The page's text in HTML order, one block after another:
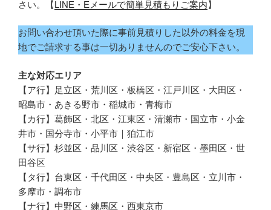
さい。【LINE・Eメールで簡単見積もりご案内】
お問い合わせ頂いた際に事前見積りした以外の料金を現
地でご請求する事は一切ありませんのでご安心下さい。
主な対応エリア
【ア行】足立区・荒川区・板橋区・江戸川区・大田区・
昭島市・あきる野市・稲城市・青梅市
【カ行】葛飾区・北区・江東区・清瀬市・国立市・小金
井市・国分寺市・小平市｜狛江市
【サ行】杉並区・品川区・渋谷区・新宿区・墨田区・世
田谷区
【タ行】台東区・千代田区・中央区・豊島区・立川市・
多摩市・調布市
【ナ行】中野区・練馬区・西東京市